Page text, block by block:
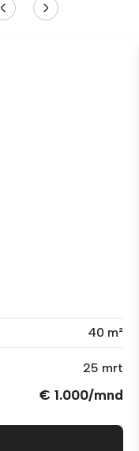
40 m²
25 mrt
€ 1.000/mnd